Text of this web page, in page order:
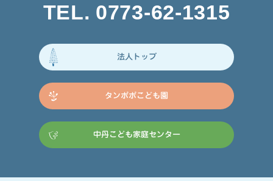
法人トップ
タンポポこども園
中丹こども家庭センター
TEL. 0773-62-1315